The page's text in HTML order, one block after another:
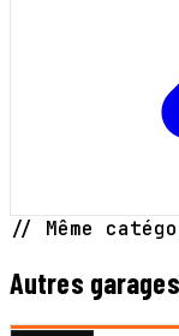
// Même
Autres